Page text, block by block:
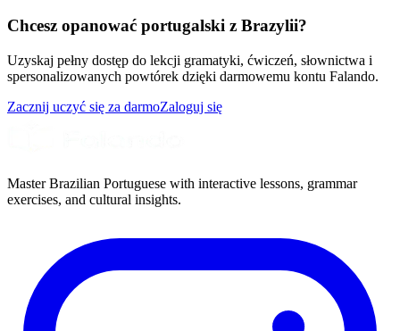
Chcesz opanować portugalski z Brazylii?
Uzyskaj pełny dostęp do lekcji gramatyki, ćwiczeń, słownictwa i
spersonalizowanych powtórek dzięki darmowemu kontu Falando.
Zacznij uczyć się za darmoZaloguj się
Master Brazilian Portuguese with interactive lessons, grammar
exercises, and cultural insights.